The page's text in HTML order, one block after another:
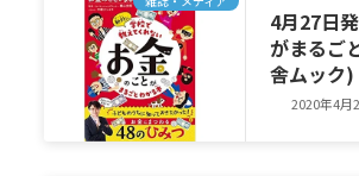
4月27日
がまるご
舎ムック)
2020年4月